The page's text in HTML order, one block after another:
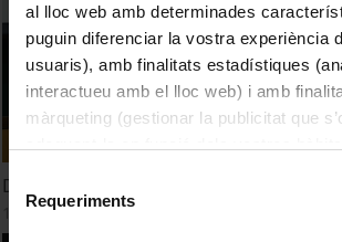
al lloc web amb determinades
puguin diferenciar la vostra experiència
usuaris), amb finalitats estadístiques
interactueu amb el lloc web) i amb
màrqueting (gestionar la publicitat que
consultar laPolítica de galetes del lloc
Selecció
consentiment
Requeriments
Dreceres i escurçons: l'espai occità a
18 October, 2023